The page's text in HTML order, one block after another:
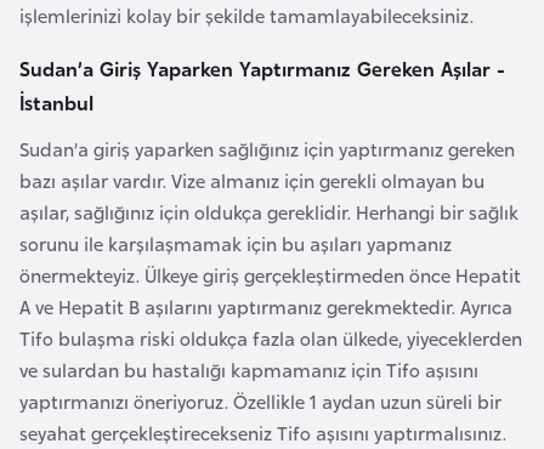
işlemlerinizi kolay bir şekilde tamamlayabileceksiniz.
Sudan’a Giriş Yaparken Yaptırmanız Gereken Aşılar -
İstanbul
Sudan’a giriş yaparken sağlığınız için yaptırmanız gereken
bazı aşılar vardır. Vize almanız için gerekli olmayan bu
aşılar, sağlığınız için oldukça gereklidir. Herhangi bir sağlık
sorunu ile karşılaşmamak için bu aşıları yapmanız
önermekteyiz. Ülkeye giriş gerçekleştirmeden önce Hepatit
A ve Hepatit B aşılarını yaptırmanız gerekmektedir. Ayrıca
Tifo bulaşma riski oldukça fazla olan ülkede, yiyeceklerden
ve sulardan bu hastalığı kapmamanız için Tifo aşısını
yaptırmanızı öneriyoruz. Özellikle 1 aydan uzun süreli bir
seyahat gerçekleştirecekseniz Tifo aşısını yaptırmalısınız.
t
a
E
r
m
e
n
i
s
t